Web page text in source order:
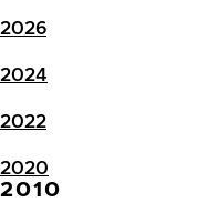
2026
2024
2022
2020
2010